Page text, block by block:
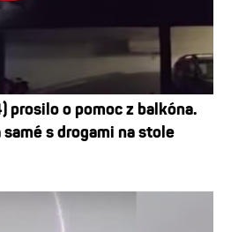
prosilo o pomoc z balkóna.
s drogami na stole